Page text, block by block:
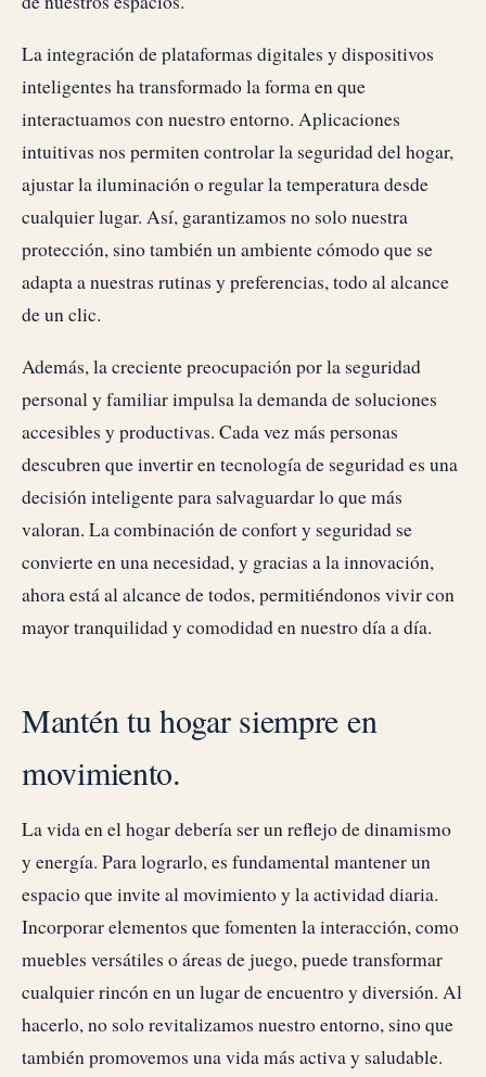
La integración de plataformas digitales y dispositivos
inteligentes ha transformado la forma en que
interactuamos con nuestro entorno. Aplicaciones
intuitivas nos permiten controlar la seguridad del hogar,
ajustar la iluminación o regular la temperatura desde
cualquier lugar. Así, garantizamos no solo nuestra
protección, sino también un ambiente cómodo que se
adapta a nuestras rutinas y preferencias, todo al alcance
de un clic.
Además, la creciente preocupación por la seguridad
personal y familiar impulsa la demanda de soluciones
accesibles y productivas. Cada vez más personas
descubren que invertir en tecnología de seguridad es una
decisión inteligente para salvaguardar lo que más
valoran. La combinación de confort y seguridad se
convierte en una necesidad, y gracias a la innovación,
ahora está al alcance de todos, permitiéndonos vivir con
mayor tranquilidad y comodidad en nuestro día a día.
Mantén tu hogar siempre en
movimiento.
La vida en el hogar debería ser un reflejo de dinamismo
y energía. Para lograrlo, es fundamental mantener un
espacio que invite al movimiento y la actividad diaria.
Incorporar elementos que fomenten la interacción, como
muebles versátiles o áreas de juego, puede transformar
cualquier rincón en un lugar de encuentro y diversión. Al
hacerlo, no solo revitalizamos nuestro entorno, sino que
también promovemos una vida más activa y saludable.